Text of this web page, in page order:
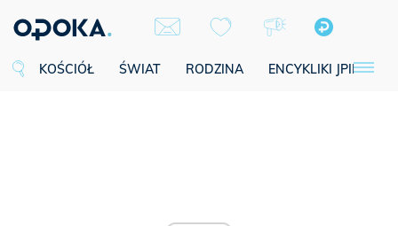
KOŚCIÓŁ ŚWIAT RODZINA ENCYKLIKI JPII